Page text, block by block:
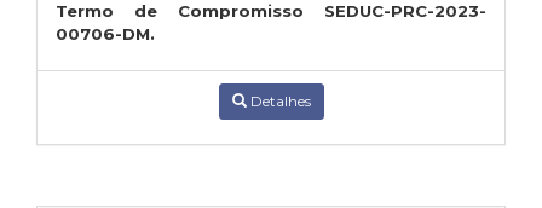
Termo de Compromisso SEDUC-PRC-2023-
00706-DM.
Detalhes